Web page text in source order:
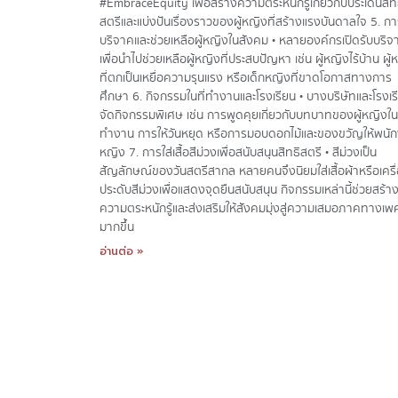
สตรีและแบ่งปันเรื่องราวของผู้หญิงที่สร้างแรงบันดาลใจ 5. ก
บริจาคและช่วยเหลือผู้หญิงในสังคม • หลายองค์กรเปิดรับบริจ
เพื่อนำไปช่วยเหลือผู้หญิงที่ประสบปัญหา เช่น ผู้หญิงไร้บ้าน
ที่ตกเป็นเหยื่อความรุนแรง หรือเด็กหญิงที่ขาดโอกาสทางการ
ศึกษา 6. กิจกรรมในที่ทำงานและโรงเรียน • บางบริษัทและโรงเ
จัดกิจกรรมพิเศษ เช่น การพูดคุยเกี่ยวกับบทบาทของผู้หญิงใ
ทำงาน การให้วันหยุด หรือการมอบดอกไม้และของขวัญให้พนั
หญิง 7. การใส่เสื้อสีม่วงเพื่อสนับสนุนสิทธิสตรี • สีม่วงเป็น
สัญลักษณ์ของวันสตรีสากล หลายคนจึงนิยมใส่เสื้อผ้าหรือเค
ประดับสีม่วงเพื่อแสดงจุดยืนสนับสนุน กิจกรรมเหล่านี้ช่วยสร้าง
ความตระหนักรู้และส่งเสริมให้สังคมมุ่งสู่ความเสมอภาคทางเพ
มากขึ้น
อ่านต่อ »